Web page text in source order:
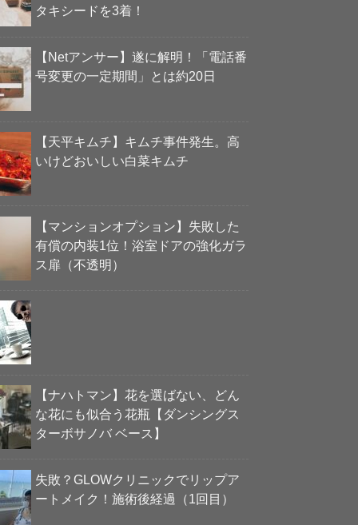
タキシードを3着！
【Netアンサー】遂に解明！「電話番
号変更の一定期間」とは約20日
【天平キムチ】キムチ事件発生。高
いけどおいしい白菜キムチ
【マンションオプション】失敗した
有償の内装1位！浴室ドアの強化ガラ
ス扉（不透明）
【ナハトマン】花を選ばない、どん
な花にも似合う花瓶【ダンシングス
ターボサノバ ベース】
失敗？GLOWクリニックでリップア
ートメイク！施術後経過（1回目）